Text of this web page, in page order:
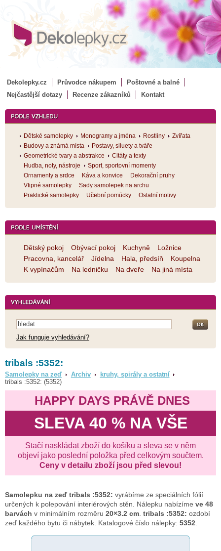
Dekolepky.cz Průvodce nákupem
Poštovné a balné
Nejčastější dotazy
Recenze zákazníků Kontakt
Dětské samolepky Monogramy a jména Rostliny
Zvířata
Budovy a známá místa
Postavy, siluety a tváře
Geometrické tvary a abstrakce
Citáty a texty
Hudba, noty, nástroje
Sport, sportovní momenty
Ornamenty a srdce
Káva a konvice
Dekorační pruhy
Vtipné samolepky
Sady samolepek na archu
Praktické samolepky
Učební pomůcky Ostatní motivy
Dětský pokoj Obývací pokoj Kuchyně
Ložnice
Pracovna, kancelář
Jídelna Hala, předsíň
Koupelna
K vypínačům
Na ledničku Na dveře Na jiná místa
Jak funguje vyhledávání?
tribals :5352:
Samolepky na zeď Archiv
kruhy, spirály a ostatní
tribals :5352: (5352)
HAPPY DAYS PRÁVĚ DNES
SLEVA 40 % NA VŠE
Stačí naskládat zboží do košíku a sleva se v něm
objeví jako poslední položka před celkovým součtem.
Ceny v detailu zboží jsou před slevou!
Samolepku na zeď tribals :5352: vyrábíme ze speciálních fólií
určených k polepování interiérových stěn. Nálepku nabízíme ve 48
barvách v minimálním rozměru 20×3.2 cm tribals :5352: ozdobí
zeď každého bytu či nábytek. Katalogové číslo nálepky: 5352